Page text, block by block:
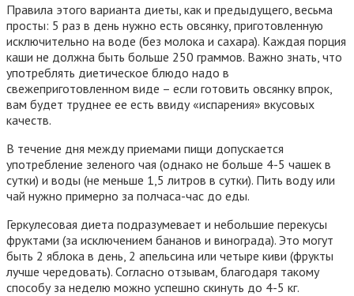
Правила этого варианта диеты, как и предыдущего, весьма
просты: 5 раз в день нужно есть овсянку, приготовленную
исключительно на воде (без молока и сахара). Каждая порция
каши не должна быть больше 250 граммов. Важно знать, что
употреблять диетическое блюдо надо в
свежеприготовленном виде – если готовить овсянку впрок,
вам будет труднее ее есть ввиду «испарения» вкусовых
качеств.
В течение дня между приемами пищи допускается
употребление зеленого чая (однако не больше 4-5 чашек в
сутки) и воды (не меньше 1,5 литров в сутки). Пить воду или
чай нужно примерно за полчаса-час до еды.
Геркулесовая диета подразумевает и небольшие перекусы
фруктами (за исключением бананов и винограда). Это могут
быть 2 яблока в день, 2 апельсина или четыре киви (фрукты
лучше чередовать). Согласно отзывам, благодаря такому
способу за неделю можно успешно скинуть до 4-5 кг.